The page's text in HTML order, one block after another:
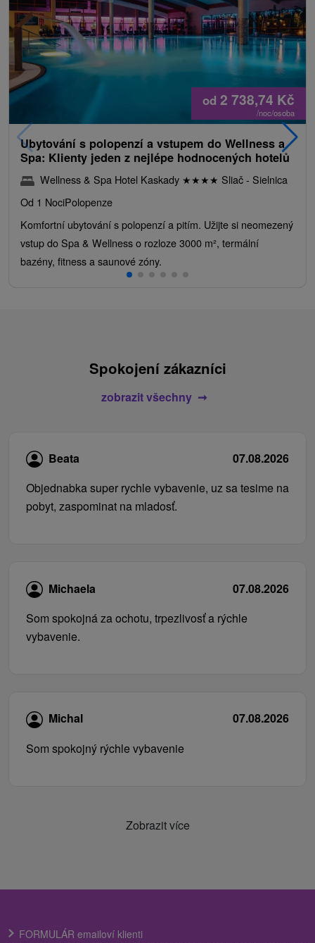
od 2 738,74 Kč
/noc/osoba
Ubytování s polopenzí a vstupem do Wellness a
Spa: Klienty jeden z nejlépe hodnocených hotelů
Wellness & Spa Hotel Kaskady ★★★★ Sliač - Sielnica
Od 1 NociPolopenze
Komfortní ubytování s polopenzí a pitím. Užijte si neomezený
vstup do Spa & Wellness o rozloze 3000 m², termální
bazény, fitness a saunové zóny.
Spokojení zákazníci
zobrazit všechny
Beata
07.08.2026
Objednabka super rychle vybavenie, uz sa tesime na
pobyt, zaspominat na mladosť.
Michaela
07.08.2026
Som spokojná za ochotu, trpezlivosť a rýchle
vybavenie.
Michal
07.08.2026
Som spokojný rýchle vybavenie
Zobrazit více
FORMULÁR emailoví klienti